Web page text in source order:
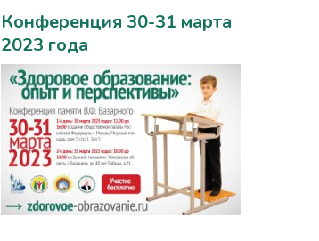
Конференция 30-31 марта
2023 года